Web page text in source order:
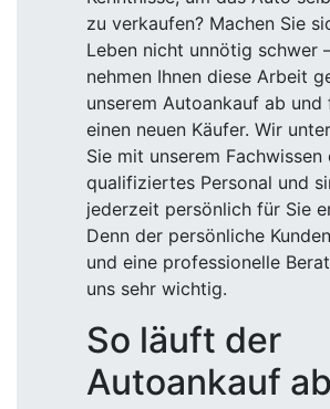
zu verkaufen? Machen Sie
Leben nicht unnötig schwer
nehmen Ihnen diese Arbeit
unserem Autoankauf ab und
einen neuen Käufer. Wir
Sie mit unserem Fachwissen
qualifiziertes Personal und
jederzeit persönlich für Sie
Denn der persönliche
und eine professionelle
uns sehr wichtig.
So läuft der
Autoankauf ab